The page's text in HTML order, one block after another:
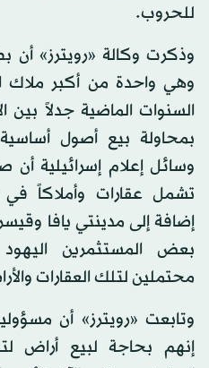
للحروب.
وذكرت وكالة «رويترز» أن
وهي واحدة من أكبر ملاك
السنوات الماضية جدلاً بين
بمحاولة بيع أصول
وسائل إعلام إسرائيلية أن
تشمل عقارات وأملاكاً في
إضافة إلى مدينتي يافا
بعض المستثمرين اليهود
محتملين لتلك العقارات
وتابعت «رويترز» أن
إنهم بحاجة لبيع أراض